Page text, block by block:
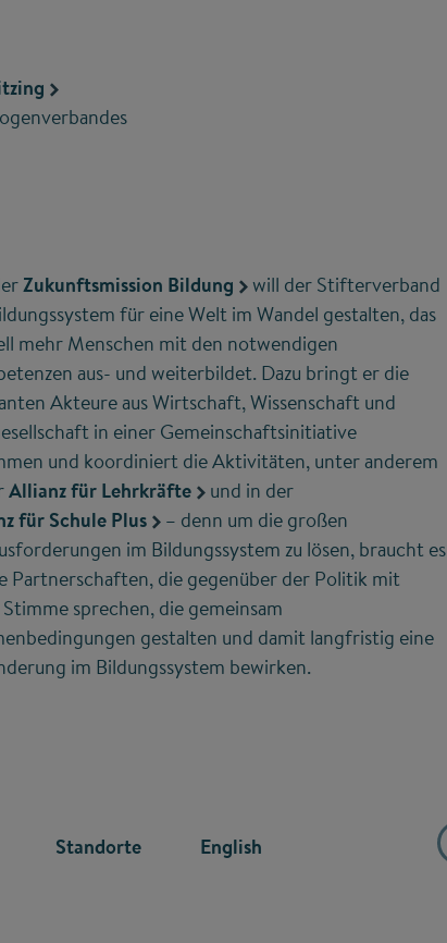
Zukunftsmission Bildung will der Stifterverband
für eine Welt im Wandel gestalten, das
mehr Menschen mit den notwendigen
aus- und weiterbildet. Dazu bringt er die
Akteure aus Wirtschaft, Wissenschaft und
in einer Gemeinschaftsinitiative
und koordiniert die Aktivitäten, unter anderem
Allianz für Lehrkräfte und in der
für Schule Plus – denn um die großen
im Bildungssystem zu lösen, braucht es
Partnerschaften, die gegenüber der Politik mit
sprechen, die gemeinsam
gestalten und damit langfristig eine
im Bildungssystem bewirken.
Standorte English